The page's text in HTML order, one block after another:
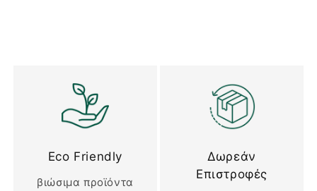
Eco Friendly
βιώσιμα προϊόντα
Δωρεάν
Επιστροφές